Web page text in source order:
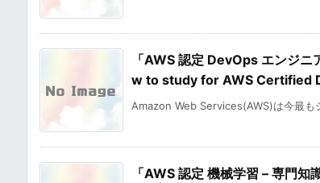
「AWS 認定 DevOps エンジ
w to study for AWS Certified
Amazon Web Services(AWS)は今最も
「AWS 認定 機械学習 – 専門